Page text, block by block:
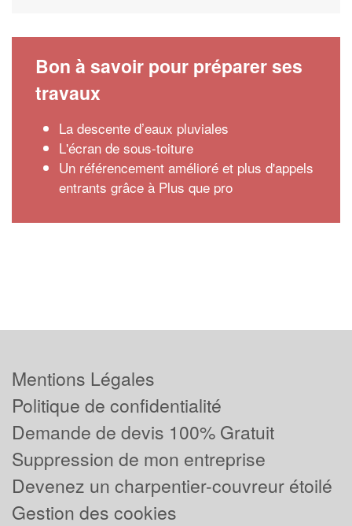
Bon à savoir pour préparer ses
travaux
La descente d’eaux pluviales
L'écran de sous-toiture
Un référencement amélioré et plus d'appels
entrants grâce à Plus que pro
Mentions Légales
Politique de confidentialité
Demande de devis 100% Gratuit
Suppression de mon entreprise
Devenez un charpentier-couvreur étoilé
Gestion des cookies